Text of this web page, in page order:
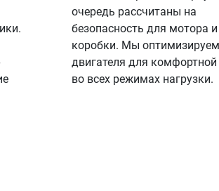
очередь рассчитаны на
безопасность для мотора и
коробки. Мы
двигателя для
во всех режимах нагрузки.